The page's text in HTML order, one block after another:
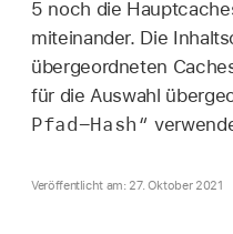
5 noch die
miteinander. Die
übergeordneten
für die Auswahl
Pfad-Hash“
Veröffentlicht am: 27. Oktober 2021